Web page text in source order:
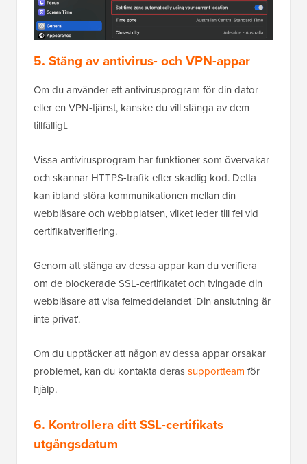
5. Stäng av antivirus- och VPN-appar
Om du använder ett antivirusprogram för din dator
eller en VPN-tjänst, kanske du vill stänga av dem
tillfälligt.
Vissa antivirusprogram har funktioner som övervakar
och skannar HTTPS-trafik efter skadlig kod. Detta
kan ibland störa kommunikationen mellan din
webbläsare och webbplatsen, vilket leder till fel vid
certifikatverifiering.
Genom att stänga av dessa appar kan du verifiera
om de blockerade SSL-certifikatet och tvingade din
webbläsare att visa felmeddelandet 'Din anslutning är
inte privat'.
Om du upptäcker att någon av dessa appar orsakar
problemet, kan du kontakta derassupportteam för
hjälp.
6. Kontrollera ditt SSL-certifikats
utgångsdatum